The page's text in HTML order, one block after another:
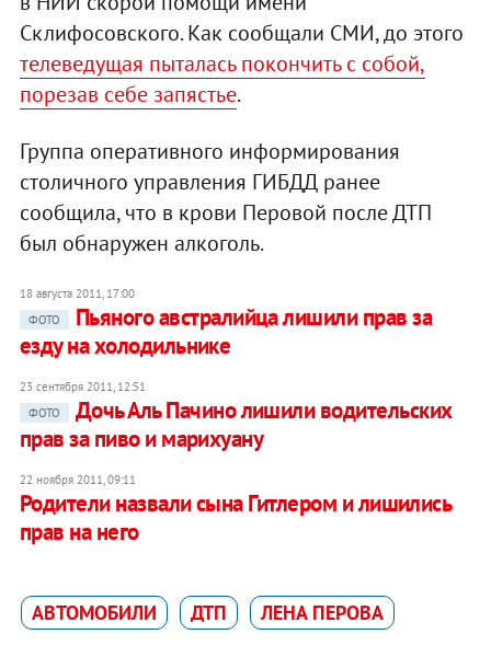
Склифосовского. Как сообщали СМИ, до этого
телеведущая пыталась покончить с собой,
порезав себе запястье.
Группа оперативного информирования
столичного управления ГИБДД ранее
сообщила, что в крови Перовой после ДТП
был обнаружен алкоголь.
18 августа 2011, 17:00
ФОТО
Пьяного австралийца лишили прав за
езду на холодильнике
23 сентября 2011, 12:51
ФОТО
Дочь Аль Пачино лишили водительских
прав за пиво и марихуану
22 ноября 2011, 09:11
Родители назвали сына Гитлером и лишились
прав на него
АВТОМОБИЛИ ДТП ЛЕНА ПЕРОВА